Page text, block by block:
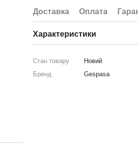
Доставка Оплата
Характеристики
Стан товару
Новий
Бренд
Gespasa